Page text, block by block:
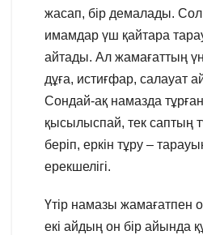
жасап, бір демалады. Сол
имамдар үш қайтара
айтады. Ал жамағаттың
дұға, истиғфар, салауат
Сондай-ақ намазда
қысылыспай, тек саптың
беріп, еркін тұру –
ерекшелігі.
Үтір намазы
екі айдың он бір айында